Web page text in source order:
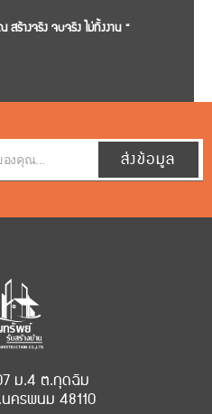
ร้างจริง จบจริง ไม่ทิ้งงาน “
ส่งข้อมูล
ม.4 ต.กุดฉิม
ครพนม 48110